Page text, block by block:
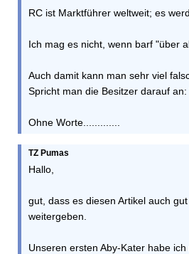
RC ist Marktführer weltweit; es
Ich mag es nicht, wenn barf "über
Auch damit kann man sehr viel
Spricht man die Besitzer darauf
Ohne Worte.............
TZ Pumas
Hallo,
gut, dass es diesen Artikel auch
weitergeben.
Unseren ersten Aby-Kater habe